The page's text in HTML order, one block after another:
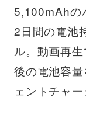
5,100mAhの
2日間の電池
ル。動画再
後の電池容
ェントチャー